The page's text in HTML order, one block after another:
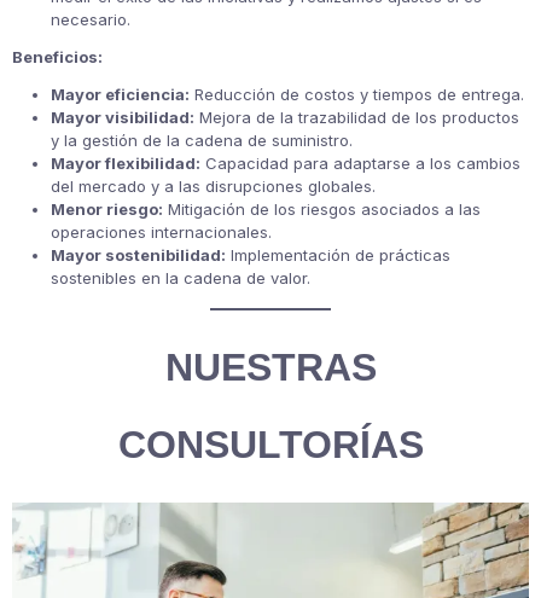
necesario.
Beneficios:
Mayor eficiencia: Reducción de costos y tiempos de entrega.
Mayor visibilidad: Mejora de la trazabilidad de los productos
y la gestión de la cadena de suministro.
Mayor flexibilidad: Capacidad para adaptarse a los cambios
del mercado y a las disrupciones globales.
Menor riesgo: Mitigación de los riesgos asociados a las
operaciones internacionales.
Mayor sostenibilidad: Implementación de prácticas
sostenibles en la cadena de valor.
NUESTRAS
CONSULTORÍAS